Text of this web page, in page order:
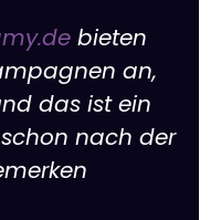
bieten
an,
das ist ein
nach der